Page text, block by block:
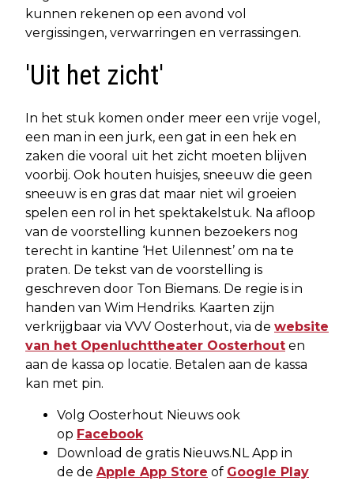
kunnen rekenen op een avond vol
vergissingen, verwarringen en verrassingen.
'Uit het zicht'
In het stuk komen onder meer een vrije vogel,
een man in een jurk, een gat in een hek en
zaken die vooral uit het zicht moeten blijven
voorbij. Ook houten huisjes, sneeuw die geen
sneeuw is en gras dat maar niet wil groeien
spelen een rol in het spektakelstuk. Na afloop
van de voorstelling kunnen bezoekers nog
terecht in kantine ‘Het Uilennest’ om na te
praten. De tekst van de voorstelling is
geschreven door Ton Biemans. De regie is in
handen van Wim Hendriks. Kaarten zijn
verkrijgbaar via VVV Oosterhout, via de website
van het Openluchttheater Oosterhout en
aan de kassa op locatie. Betalen aan de kassa
kan met pin.
Volg Oosterhout Nieuws ook
op Facebook
Download de gratis Nieuws.NL App in
de de Apple App Store of Google Play